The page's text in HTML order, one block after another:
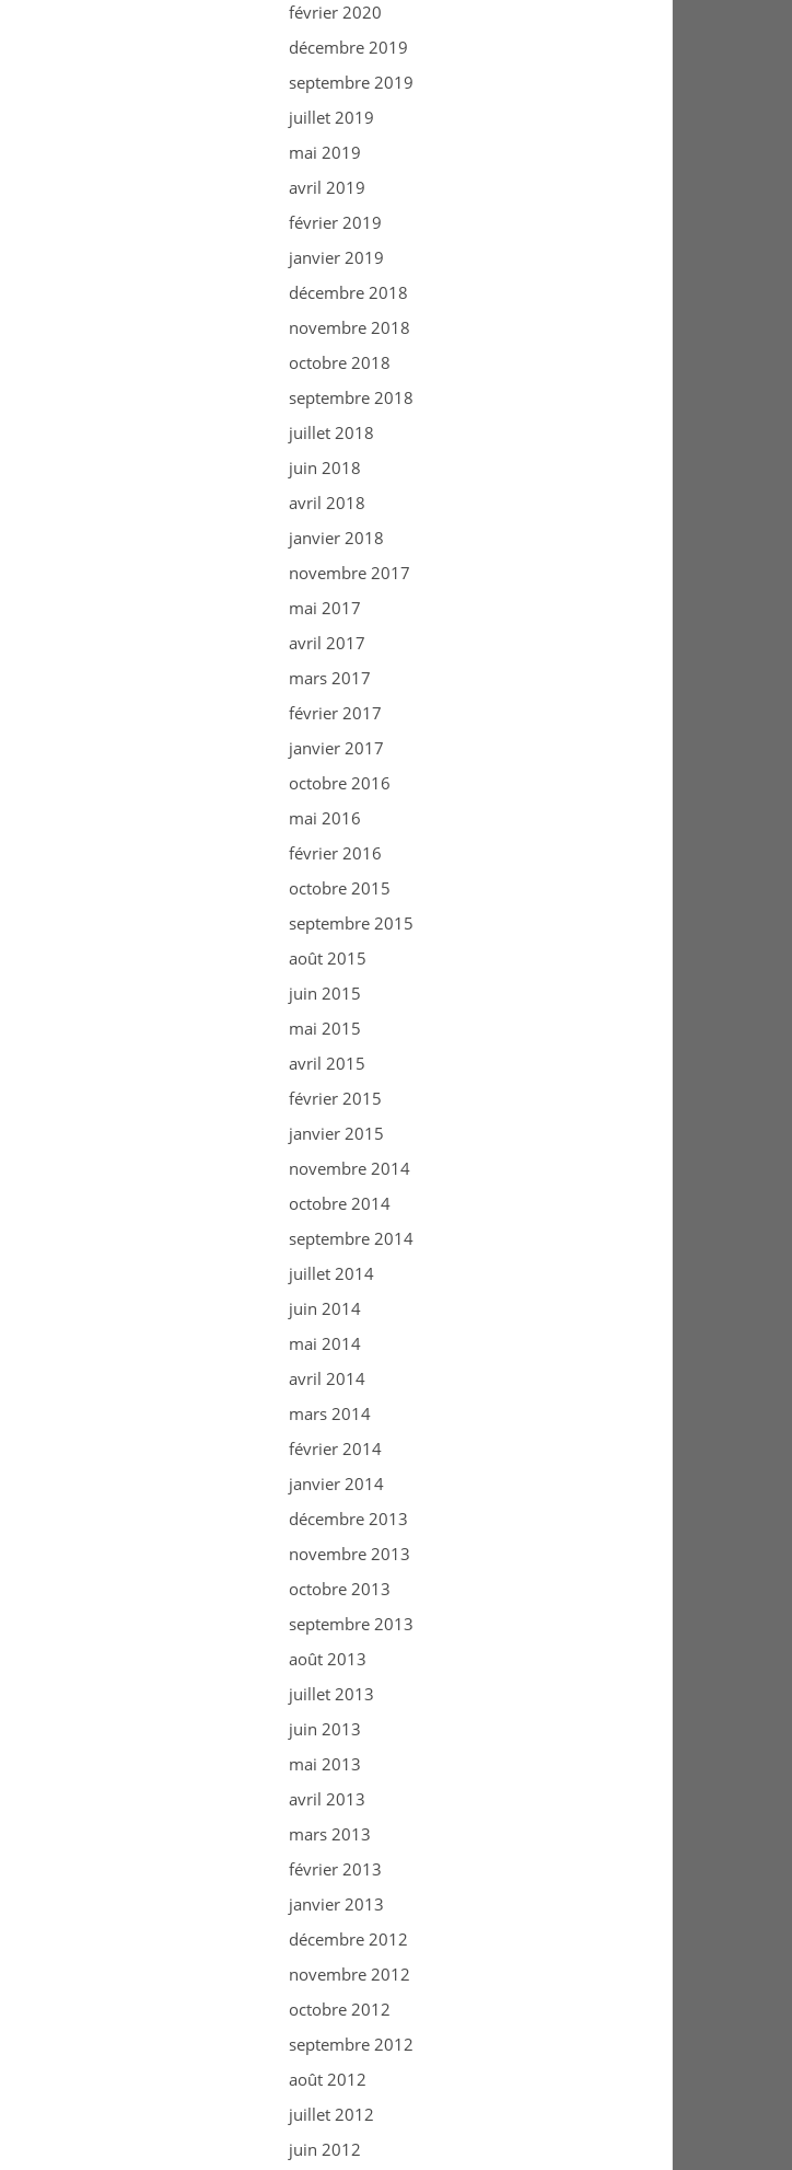
février 2020
décembre 2019
septembre 2019
juillet 2019
mai 2019
avril 2019
février 2019
janvier 2019
décembre 2018
novembre 2018
octobre 2018
septembre 2018
juillet 2018
juin 2018
avril 2018
janvier 2018
novembre 2017
mai 2017
avril 2017
mars 2017
février 2017
janvier 2017
octobre 2016
mai 2016
février 2016
octobre 2015
septembre 2015
août 2015
juin 2015
mai 2015
avril 2015
février 2015
janvier 2015
novembre 2014
octobre 2014
septembre 2014
juillet 2014
juin 2014
mai 2014
avril 2014
mars 2014
février 2014
janvier 2014
décembre 2013
novembre 2013
octobre 2013
septembre 2013
août 2013
juillet 2013
juin 2013
mai 2013
avril 2013
mars 2013
février 2013
janvier 2013
décembre 2012
novembre 2012
octobre 2012
septembre 2012
août 2012
juillet 2012
juin 2012